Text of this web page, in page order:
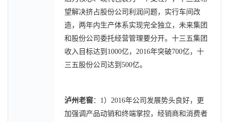
望解决挤占股份公司利润问题，实行车间改
造，两年内生产体系实现完全独立，未来集团
和股份公司委托经营管理要分开。十三五集团
收入目标达到1000亿，2016年突破700亿，十
三五股份公司达到500亿。
泸州老窖：1）2016年公司发展势头良好，更
加强调产品动销和终端掌控，经销商和消费者